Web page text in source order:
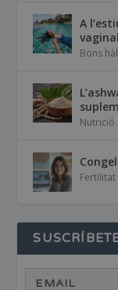
A
Bons
Nutrició
Fertilitat